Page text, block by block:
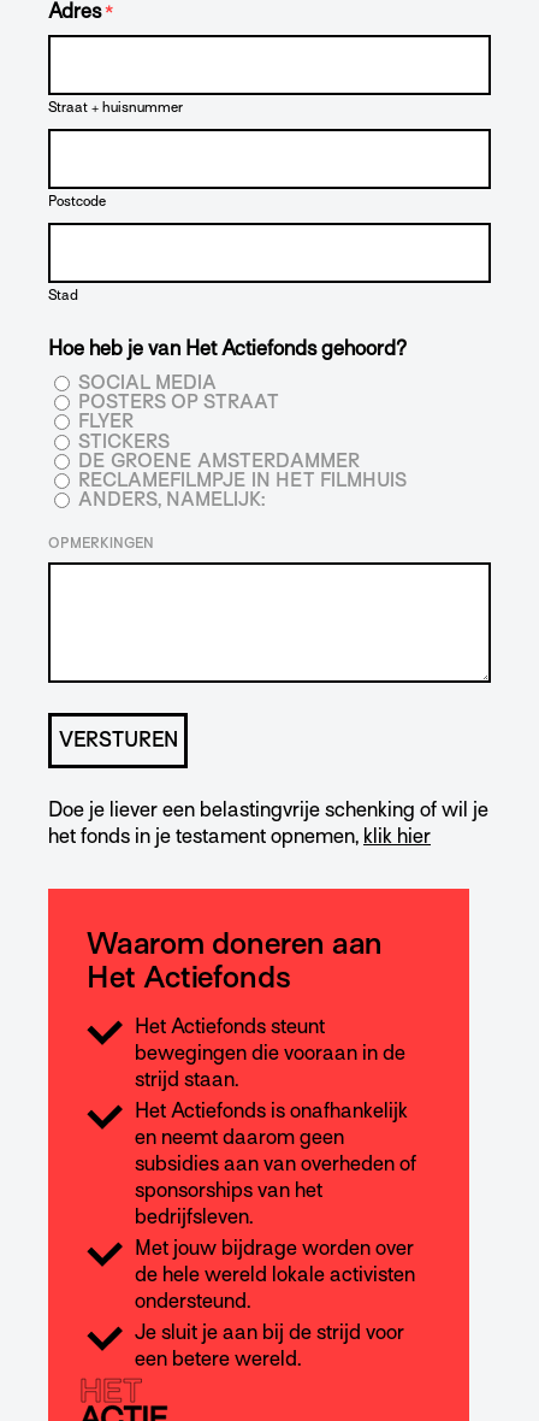
Adres *
Straat + huisnummer
Postcode
Stad
Hoe heb je van Het Actiefonds gehoord?
SOCIAL MEDIA
POSTERS OP STRAAT
FLYER
STICKERS
DE GROENE AMSTERDAMMER
RECLAMEFILMPJE IN HET FILMHUIS
ANDERS, NAMELIJK:
OPMERKINGEN
Doe je liever een belastingvrije schenking of wil je
het fonds in je testament opnemen, klik hier
Waarom doneren aan
Het Actiefonds
Het Actiefonds steunt
bewegingen die vooraan in de
strijd staan.
Het Actiefonds is onafhankelijk
en neemt daarom geen
subsidies aan van overheden of
sponsorships van het
bedrijfsleven.
Met jouw bijdrage worden over
de hele wereld lokale activisten
ondersteund.
Je sluit je aan bij de strijd voor
een betere wereld.